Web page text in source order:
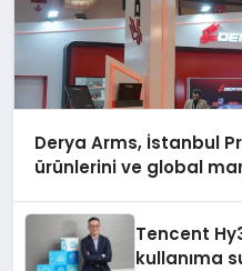
Derya Arms, İstanbul
ürünlerini ve global
Tencent
kullanıma